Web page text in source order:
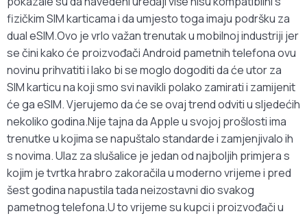
fizičkim SIM karticama i da umjesto toga imaju podršku za
dual eSIM.Ovo je vrlo važan trenutak u mobilnoj industriji jer
se čini kako će proizvođači Android pametnih telefona ovu
novinu prihvatiti i lako bi se moglo dogoditi da će utor za
SIM karticu na koji smo svi navikli polako zamirati i zamijenit
će ga eSIM. Vjerujemo da će se ovaj trend odviti u sljedećih
nekoliko godina.Nije tajna da Apple u svojoj prošlosti ima
trenutke u kojima se napuštalo standarde i zamjenjivalo ih
s novima. Ulaz za slušalice je jedan od najboljih primjera s
kojim je tvrtka hrabro zakoračila u moderno vrijeme i pred
šest godina napustila tada neizostavni dio svakog
pametnog telefona.U to vrijeme su kupci i proizvođači u